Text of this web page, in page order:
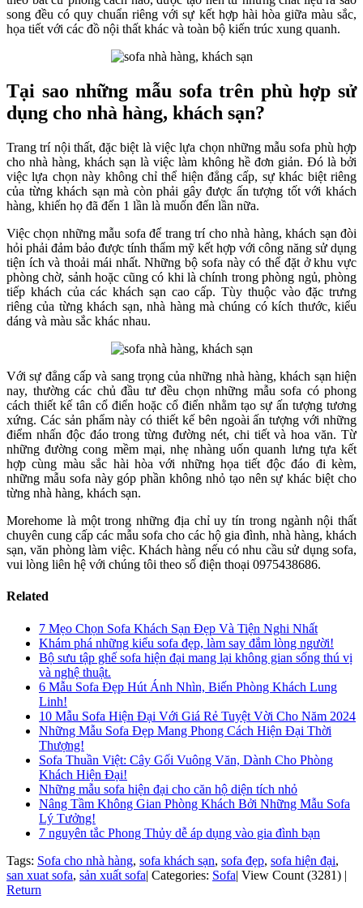
song đều có quy chuẩn riêng với sự kết hợp hài hòa giữa màu sắc,
họa tiết với các đồ nội thất khác và toàn bộ kiến trúc xung quanh.
Tại sao những mẫu sofa trên phù hợp sử
dụng cho nhà hàng, khách sạn?
Trang trí nội thất, đặc biệt là việc lựa chọn những mẫu sofa phù hợp
cho nhà hàng, khách sạn là việc làm không hề đơn giản. Đó là bởi
việc lựa chọn này không chỉ thể hiện đẳng cấp, sự khác biệt riêng
của từng khách sạn mà còn phải gây được ấn tượng tốt với khách
hàng, khiến họ đã đến 1 lần là muốn đến lần nữa.
Việc chọn những mẫu sofa để trang trí cho nhà hàng, khách sạn đòi
hỏi phải đảm bảo được tính thẩm mỹ kết hợp với công năng sử dụng
tiện ích và thoải mái nhất. Những bộ sofa này có thể đặt ở khu vực
phòng chờ, sảnh hoặc cũng có khi là chính trong phòng ngủ, phòng
tiếp khách của các khách sạn cao cấp. Tùy thuộc vào đặc trưng
riêng của từng khách sạn, nhà hàng mà chúng có kích thước, kiểu
dáng và màu sắc khác nhau.
Với sự đẳng cấp và sang trọng của những nhà hàng, khách sạn hiện
nay, thường các chủ đầu tư đều chọn những mẫu sofa có phong
cách thiết kế tân cổ điển hoặc cổ điển nhằm tạo sự ấn tượng tương
xứng. Các sản phẩm này có thiết kế bên ngoài ấn tượng với những
điểm nhấn độc đáo trong từng đường nét, chi tiết và hoa văn. Từ
những đường cong mềm mại, nhẹ nhàng uốn quanh lưng tựa kết
hợp cùng màu sắc hài hòa với những họa tiết độc đáo đi kèm,
những mẫu sofa này góp phần không nhỏ tạo nên sự khác biệt cho
từng nhà hàng, khách sạn.
Morehome là một trong những địa chỉ uy tín trong ngành nội thất
chuyên cung cấp các mẫu sofa cho các hộ gia đình, nhà hàng, khách
sạn, văn phòng làm việc. Khách hàng nếu có nhu cầu sử dụng sofa,
vui lòng liên hệ với chúng tôi theo số điện thoại 0975438686.
Related
7 Mẹo Chọn Sofa Khách Sạn Đẹp Và Tiện Nghi Nhất
Khám phá những kiểu sofa đẹp, làm say đắm lòng người!
Bộ sưu tập ghế sofa hiện đại mang lại không gian sống thú vị
và nghệ thuật.
6 Mẫu Sofa Đẹp Hút Ánh Nhìn, Biến Phòng Khách Lung
Linh!
10 Mẫu Sofa Hiện Đại Với Giá Rẻ Tuyệt Vời Cho Năm 2024
Những Mẫu Sofa Đẹp Mang Phong Cách Hiện Đại Thời
Thượng!
Sofa Thuần Việt: Cây Gối Vuông Văn, Dành Cho Phòng
Khách Hiện Đại!
Những mẫu sofa hiện đại cho căn hộ diện tích nhỏ
Nâng Tầm Không Gian Phòng Khách Bởi Những Mẫu Sofa
Lý Tưởng!
7 nguyên tắc Phong Thủy dễ áp dụng vào gia đình bạn
Tags: Sofa cho nhà hàng, sofa khách sạn, sofa đẹp, sofa hiện đại,
san xuat sofa, sản xuất sofa| Categories: Sofa| View Count (3281) |
Return